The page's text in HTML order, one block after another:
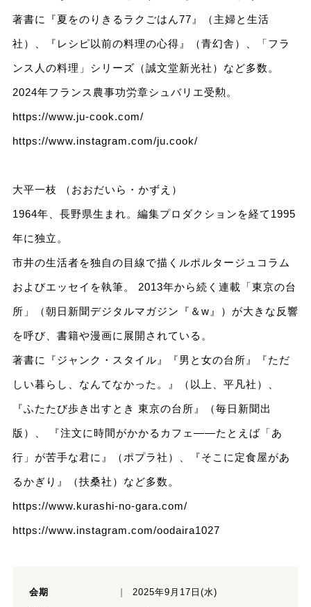
著書に『夏をのりきるラクごはん77』（主婦と生活
社）、『レシピ以前の料理の心得』（青幻舎）、「フラ
ンス人の料理」シリーズ（誠文堂新光社）など多数。
2024年フランス農事功労章シュバリエ受勲。
https://www.ju-cook.com/
https://www.instagram.com/ju.cook/
大平一枝 （おおだいら・かずえ）
1964年、長野県生まれ。編集プロダクションを経て1995
年に独立。
市井の生活者を独自の目線で描くルポルタージュコラム
およびエッセイを執筆。 2013年から続く連載「東京の台
所」（朝日新聞デジタルマガジン『＆w』）が大きな反響
を呼び、書籍や漫画に展開されている。
著書に『ジャンク・スタイル』『男と女の台所』『ただ
しい暮らし、なんてなかった。』（以上、平凡社）、
『ふたたび歩き出すとき 東京の台所』（毎日新聞出
版）、 『注文に時間がかかるカフェ――たとえば「あ
行」が苦手な君に』（ポプラ社）、『そこに定食屋があ
るかぎり』（扶桑社）など多数。
https://www.kurashi-no-gara.com/
https://www.instagram.com/oodaira1027
会期 2025年9月17日(水)